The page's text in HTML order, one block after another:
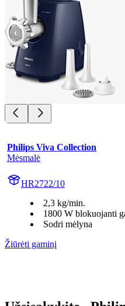
Philips Viva Collection
Mėsmalė
HR2722/10
2,3 kg/min.
1800 W blokuojanti
Sodri mėlyna
Žiūrėti gaminį